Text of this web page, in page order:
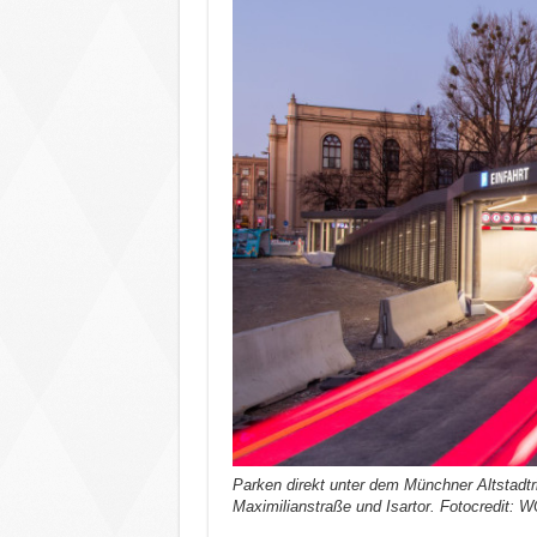
Parken direkt unter dem Münchner
Maximilianstraße und Isartor. Fotocredit: